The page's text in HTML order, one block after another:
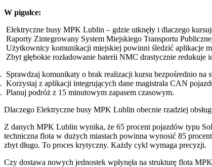
W pigułce:
Elektryczne busy MPK Lublin – gdzie utknęły i dlaczego
Raporty Zintegrowany System Miejskiego Transportu
Użytkownicy komunikacji miejskiej powinni śledzić aplikacje
Zbyt głębokie rozładowanie baterii NMC drastycznie redukuje
Sprawdzaj komunikaty o brak realizacji kursu bezpośrednio na
Korzystaj z aplikacji integrujących dane magistrala CAN
Planuj podróż z 15 minutowym zapasem czasowym.
Dlaczego Elektryczne busy MPK Lublin obecnie rzadziej
Z danych MPK Lublin wynika, że 65 procent pojazdów typu
techniczna flota w dużych miastach powinna wynosić 85
zbyt długo. To proces krytyczny. Każdy cykl wymaga precyzji.
Czy dostawa nowych jednostek wpłynęła na strukturę flota